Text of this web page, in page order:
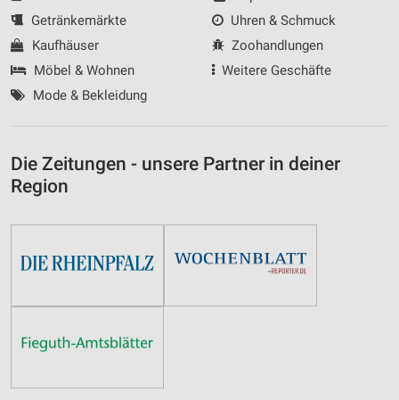
Getränkemärkte
Kaufhäuser
Möbel & Wohnen
Mode & Bekleidung
Uhren & Schmuck
Zoohandlungen
Weitere Geschäfte
Die Zeitungen - unsere Partner in deiner
Region